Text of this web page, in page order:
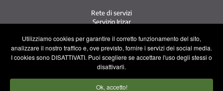
Utilizziamo cookies per garantire il corretto funzionamento del sito,
analizzare il nostro traffico e, ove previsto, fornire i servizi dei social media.
I cookies sono DISATTIVATI. Puoi scegliere se accettare l'uso degli stessi o
disattivarli.
Ok, accetto!
Rete di servizi
Servizio Irizar
Usati
Contatto
Contatto
Lavora con noi